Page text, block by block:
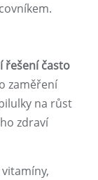
řešení často
zaměření
na růst
zdraví